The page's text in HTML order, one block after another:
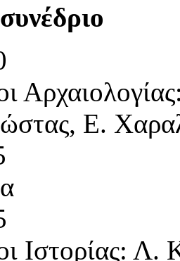
Ε.
Ιστορίας: